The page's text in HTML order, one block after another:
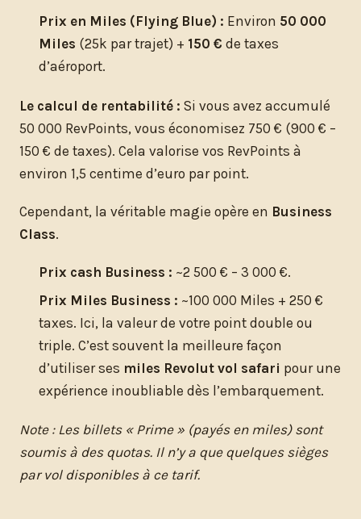
Prix en Miles (Flying Blue) : Environ 50 000
Miles (25k par trajet) + 150 € de taxes
d’aéroport.
Le calcul de rentabilité : Si vous avez accumulé
50 000 RevPoints, vous économisez 750 € (900 € –
150 € de taxes). Cela valorise vos RevPoints à
environ 1,5 centime d’euro par point.
Cependant, la véritable magie opère en Business
Class.
Prix cash Business : ~2 500 € – 3 000 €.
Prix Miles Business : ~100 000 Miles + 250 €
taxes. Ici, la valeur de votre point double ou
triple. C’est souvent la meilleure façon
d’utiliser ses miles Revolut vol safari pour une
expérience inoubliable dès l’embarquement.
Note : Les billets « Prime » (payés en miles) sont
soumis à des quotas. Il n’y a que quelques sièges
par vol disponibles à ce tarif.